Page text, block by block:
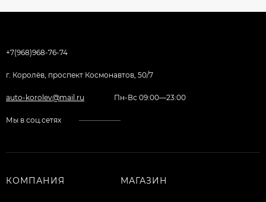
+7(968)968-76-74
г. Королёв, проспект Космонавтов, 50/7
auto-korolev@mail.ru Пн-Вс 09:00—23:00
Мы в соц.сетях
КОМПАНИЯ МАГАЗИН